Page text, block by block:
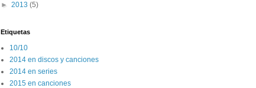
► 2013 (5)
Etiquetas
10/10
2014 en discos y canciones
2014 en series
2015 en canciones